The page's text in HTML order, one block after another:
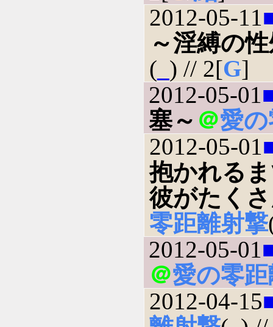
2012-05-11
～淫縛の
( ) // 2[G]
2012-05-01
塞～ ＠愛
2012-05-01
抱かれる
彼がたく
零距離射撃
2012-05-01
＠愛の零
2012-04-15